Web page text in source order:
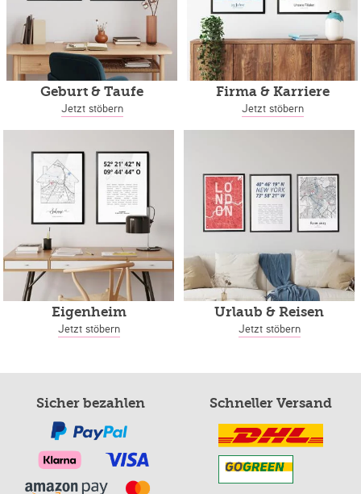
Geburt & Taufe
Jetzt stöbern
Firma & Karriere
Jetzt stöbern
Eigenheim
Jetzt stöbern
Urlaub & Reisen
Jetzt stöbern
Sicher bezahlen Schneller Versand